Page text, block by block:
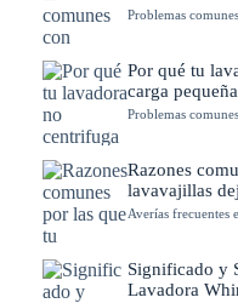
Problemas
Por qué tu
carga pequeña
Problemas
Razones
lavavajillas
Averías frecuentes
Significado y
Lavadora